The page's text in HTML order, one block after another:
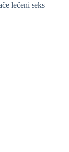
lečeni seks